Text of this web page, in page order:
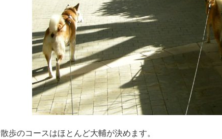
散歩のコースはほとんど大輔が決めます。